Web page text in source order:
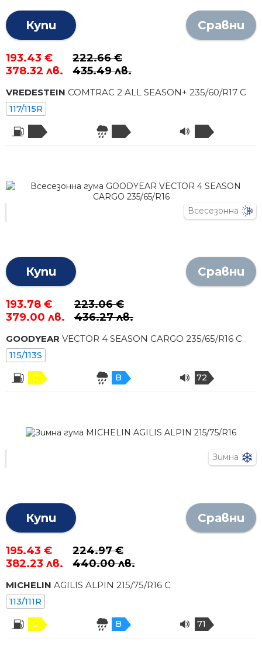
Купи Сравни
193.43 €
378.32 лв.
222.66 €
435.49 лв.
VREDESTEIN COMTRAC 2 ALL SEASON+ 235/60/R17 C
117/115R
Всесезонна
Купи Сравни
193.78 €
379.00 лв.
223.06 €
436.27 лв.
GOODYEAR VECTOR 4 SEASON CARGO 235/65/R16 C
115/113S
C B 72
Зимна
Купи Сравни
195.43 €
382.23 лв.
224.97 €
440.00 лв.
MICHELIN AGILIS ALPIN 215/75/R16 C
113/111R
C B 71